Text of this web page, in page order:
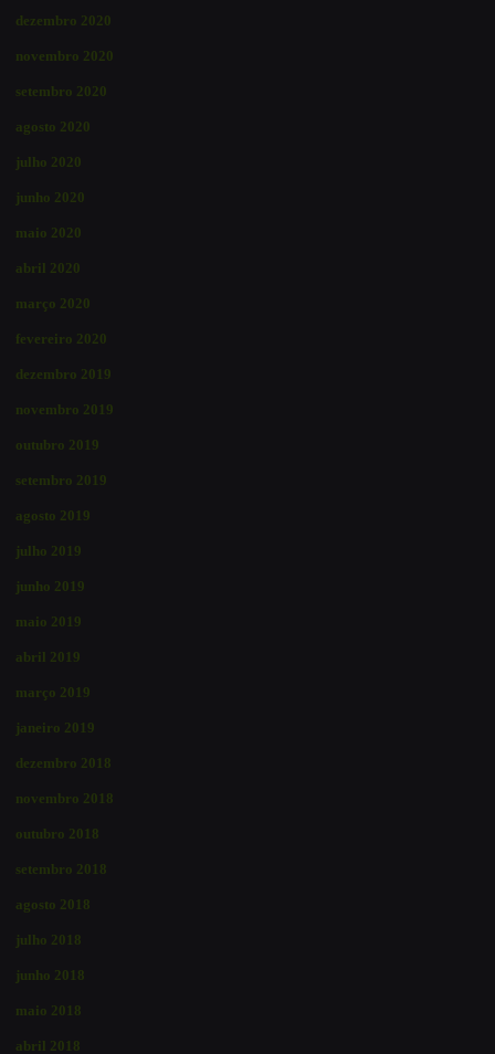
dezembro 2020
novembro 2020
setembro 2020
agosto 2020
julho 2020
junho 2020
maio 2020
abril 2020
março 2020
fevereiro 2020
dezembro 2019
novembro 2019
outubro 2019
setembro 2019
agosto 2019
julho 2019
junho 2019
maio 2019
abril 2019
março 2019
janeiro 2019
dezembro 2018
novembro 2018
outubro 2018
setembro 2018
agosto 2018
julho 2018
junho 2018
maio 2018
abril 2018